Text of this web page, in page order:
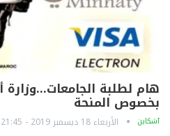
هام لطلبة الجامعات…وزارة
بخصوص المنحة
آشكاين الأربعاء 18 ديسمبر 2019 - 21:45